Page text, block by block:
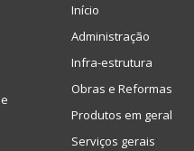
Início
Administração
Infra-estrutura
Obras e Reformas
Produtos em geral
Serviços gerais